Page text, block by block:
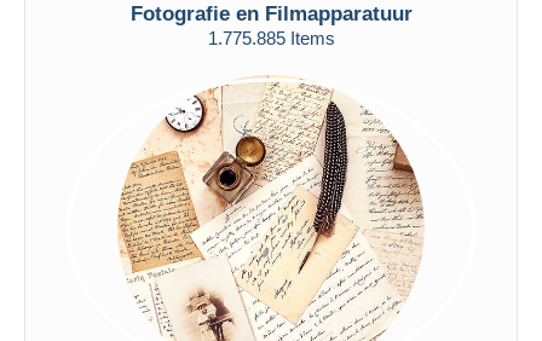
Fotografie en Filmapparatuur
1.775.885 Items